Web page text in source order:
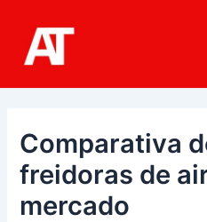
contenido
Comparativa
freidoras de
mercado